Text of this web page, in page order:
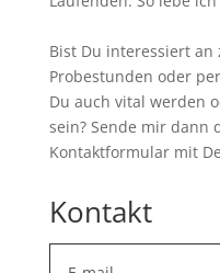
Bist Du interessiert
Probestunden oder
Du auch vital werden
sein? Sende mir dann
Kontaktformular mit
Kontakt